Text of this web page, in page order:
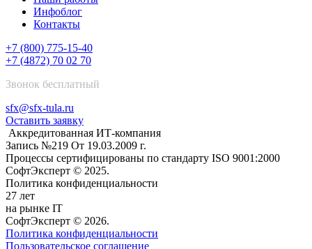
Инфоблог
Контакты
+7 (800) 775-15-40
+7 (4872) 70 02 70
Звонок бесплатный
sfx@sfx-tula.ru
Оставить заявку
Аккредитованная ИТ-компания
Запись №219 От 19.03.2009 г.
Процессы сертифицированы по стандарту ISO 9001:2000
СофтЭксперт © 2025.
Политика конфиденциальности
27 лет
на рынке IT
СофтЭксперт © 2026.
Политика конфиденциальности
Пользовательское соглашение